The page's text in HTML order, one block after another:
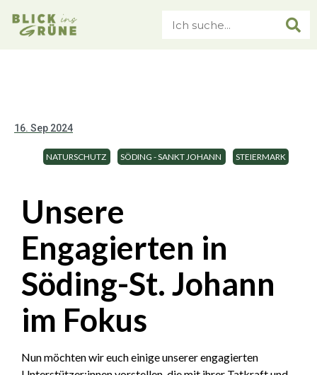
16. Sep 2024
NATURSCHUTZ SÖDING - SANKT JOHANN STEIERMARK
Unsere
Engagierten in
Söding-St. Johann
im Fokus
Nun möchten wir euch einige unserer engagierten